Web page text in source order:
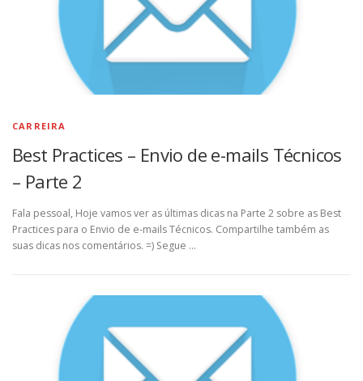
SOBRE CONTATO
CARREIRA
Best Practices – Envio de e-mails Técnicos
– Parte 2
Fala pessoal, Hoje vamos ver as últimas dicas na Parte 2 sobre as Best
Practices para o Envio de e-mails Técnicos. Compartilhe também as
suas dicas nos comentários. =) Segue …